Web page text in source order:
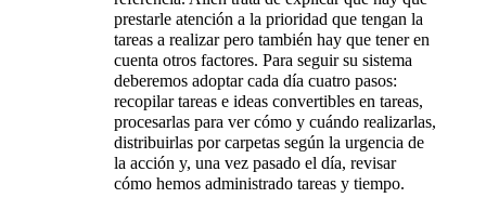
prestarle atención a la prioridad que tengan la
tareas a realizar pero también hay que tener en
cuenta otros factores. Para seguir su sistema
deberemos adoptar cada día cuatro pasos:
recopilar tareas e ideas convertibles en tareas,
procesarlas para ver cómo y cuándo realizarlas,
distribuirlas por carpetas según la urgencia de
la acción y, una vez pasado el día, revisar
cómo hemos administrado tareas y tiempo.